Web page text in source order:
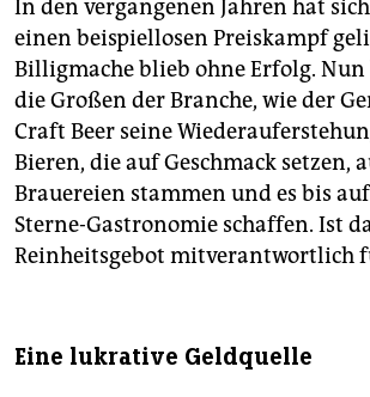
In den vergangenen Jahren hat
einen beispiellosen Preiskampf
Billigmache blieb ohne Erfolg. Nun
die Großen der Branche, wie der
Craft Beer seine
Bieren, die auf Geschmack setzen,
Brauereien stammen und es bis
Sterne-Gastronomie schaffen. Ist
Reinheitsgebot mitverantwortlich
Eine lukrative Geldquelle